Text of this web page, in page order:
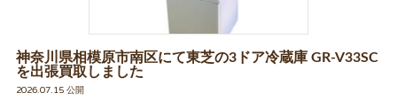
神奈川県相模原市南区にて東芝の3ドア冷蔵庫 GR-V33SC
を出張買取しました
2026.07.15 公開